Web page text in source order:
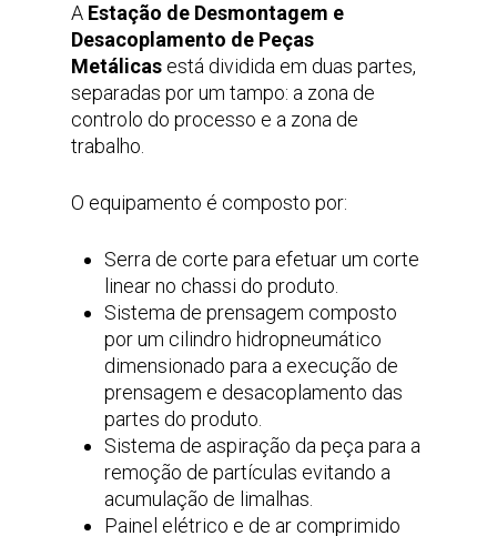
A Estação de Desmontagem e
Desacoplamento de Peças
Metálicas está dividida em duas partes,
separadas por um tampo: a zona de
controlo do processo e a zona de
trabalho.
O equipamento é composto por:
Serra de corte para efetuar um corte
linear no chassi do produto.
Sistema de prensagem composto
por um cilindro hidropneumático
dimensionado para a execução de
prensagem e desacoplamento das
partes do produto.
Sistema de aspiração da peça para a
remoção de partículas evitando a
acumulação de limalhas.
Painel elétrico e de ar comprimido